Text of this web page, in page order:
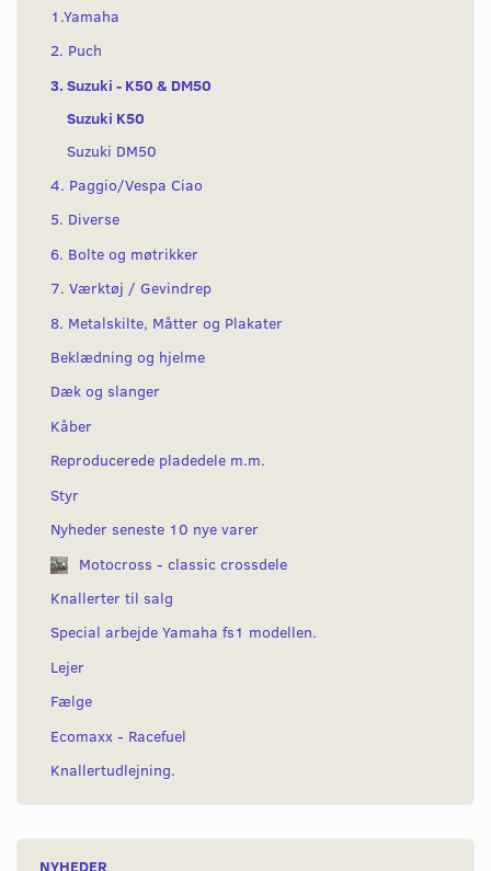
1.Yamaha
2. Puch
3. Suzuki - K50 & DM50
Suzuki K50
Suzuki DM50
4. Paggio/Vespa Ciao
5. Diverse
6. Bolte og møtrikker
7. Værktøj / Gevindrep
8. Metalskilte, Måtter og Plakater
Beklædning og hjelme
Dæk og slanger
Kåber
Reproducerede pladedele m.m.
Styr
Nyheder seneste 10 nye varer
Motocross - classic crossdele
Knallerter til salg
Special arbejde Yamaha fs1 modellen.
Lejer
Fælge
Ecomaxx - Racefuel
Knallertudlejning.
NYHEDER